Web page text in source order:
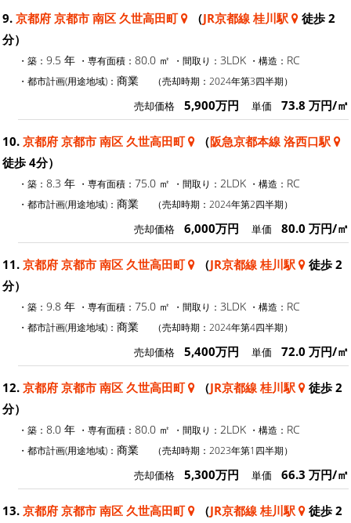
9. 京都府 京都市 南区 久世高田町 （JR京都線 桂川駅
徒歩 2
分）
・築： 9.5 年 ・専有面積： 80.0 ㎡ ・間取り： 3LDK ・構造： RC
・都市計画(用途地域)： 商業 （売却時期：2024年第3四半期）
売却価格 5,900万円 単価 73.8 万円/㎡
10. 京都府 京都市 南区 久世高田町 （阪急京都本線 洛西口駅
徒歩 4分）
・築： 8.3 年 ・専有面積： 75.0 ㎡ ・間取り： 2LDK ・構造： RC
・都市計画(用途地域)： 商業 （売却時期：2024年第2四半期）
売却価格 6,000万円 単価 80.0 万円/㎡
11. 京都府 京都市 南区 久世高田町 （JR京都線 桂川駅
徒歩 2
分）
・築： 9.8 年 ・専有面積： 75.0 ㎡ ・間取り： 3LDK ・構造： RC
・都市計画(用途地域)： 商業 （売却時期：2024年第4四半期）
売却価格 5,400万円 単価 72.0 万円/㎡
12. 京都府 京都市 南区 久世高田町 （JR京都線 桂川駅
徒歩 2
分）
・築： 8.0 年 ・専有面積： 80.0 ㎡ ・間取り： 2LDK ・構造： RC
・都市計画(用途地域)： 商業 （売却時期：2023年第1四半期）
売却価格 5,300万円 単価 66.3 万円/㎡
13. 京都府 京都市 南区 久世高田町 （JR京都線 桂川駅 徒歩 2